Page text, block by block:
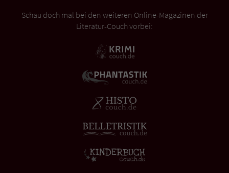
Schau doch mal bei den weiteren Online-Magazinen der
Literatur-Couch vorbei: